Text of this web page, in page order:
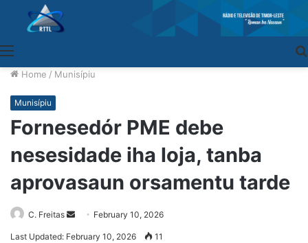
Home / Munisípiu
Munisípiu
Fornesedór PME debe
nesesidade iha loja, tanba
aprovasaun orsamentu tarde
C. Freitas
Send
an
February 10, 2026
Last Updated: February 10, 2026 11